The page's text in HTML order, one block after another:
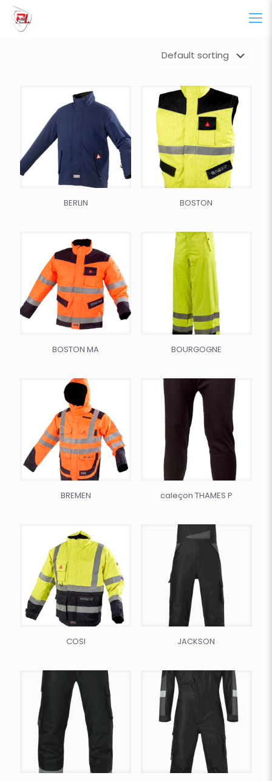
BERLIN BOSTON
BOSTON MA BOURGOGNE
BREMEN caleçon THAMES P
COSI JACKSON